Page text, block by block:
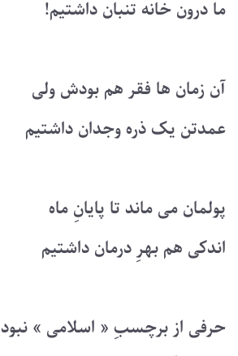
ما درون خانه تنبان داشتیم!
آن زمان ها فقر هم بودش ولی
عمدتن یک ذره وجدان داشتیم
پولمان می ماند تا پایانِ ماه
اندکی هم بهرِ درمان داشتیم
حرفی از برچسبِ « اسلامی » نبود